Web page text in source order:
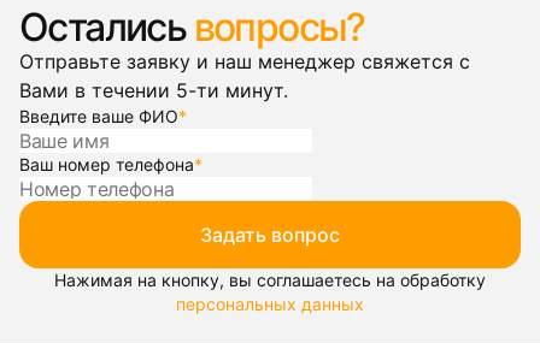
Остались вопросы?
Отправьте заявку и наш менеджер свяжется с
Вами в течении 5-ти минут.
Введите ваше ФИО*
Ваш номер телефона*
Задать вопрос
Нажимая на кнопку, вы соглашаетесь на обработку
персональных данных